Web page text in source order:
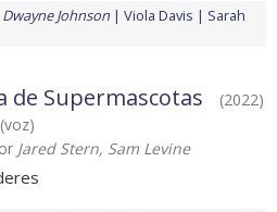
Dwayne Johnson Viola Davis
Sarah
de Supermascotas
(2022)
Jared Stern, Sam Levine